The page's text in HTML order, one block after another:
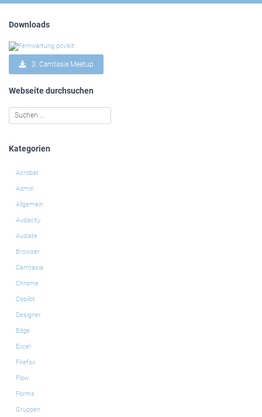
Downloads
3. Camtasia Meetup
Webseite durchsuchen
Kategorien
Acrobat
Admin
Allgemein
Audacity
Audiate
Browser
Camtasia
Chrome
Copilot
Designer
Edge
Excel
Firefox
Flow
Forms
Gruppen